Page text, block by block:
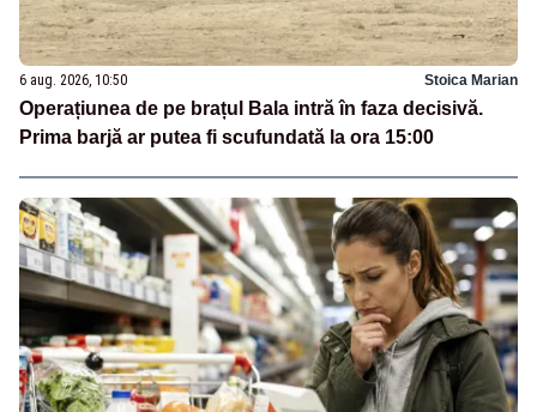
6 aug. 2026, 10:50 Stoica Marian
Operațiunea de pe brațul Bala intră în faza decisivă.
Prima barjă ar putea fi scufundată la ora 15:00